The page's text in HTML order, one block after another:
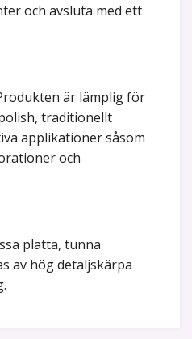
och avsluta med ett
är lämplig för
traditionellt
applikationer såsom
och
platta, tunna
av hög detaljskärpa